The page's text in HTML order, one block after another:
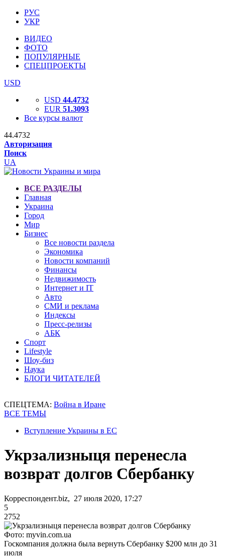
РУС
УКР
ВИДЕО
ФОТО
ПОПУЛЯРНЫЕ
СПЕЦПРОЕКТЫ
USD
USD 44.4732
EUR 51.3093
Все курсы валют
44.4732
Авторизация
Поиск
UA
ВСЕ РАЗДЕЛЫ
Главная
Украина
Город
Мир
Бизнес
Все новости раздела
Экономика
Новости компаний
Финансы
Недвижимость
Интернет и IT
Авто
СМИ и реклама
Индексы
Пресс-релизы
АБК
Спорт
Lifestyle
Шоу-биз
Наука
БЛОГИ ЧИТАТЕЛЕЙ
СПЕЦТЕМА: Война в Иране
ВСЕ ТЕМЫ
Вступление Украины в ЕС
Укрзализныця перенесла
возврат долгов Сбербанку
Корреспондент.biz, 27 июля 2020, 17:27
5
2752
Фото: myvin.com.ua
Госкомпания должна была вернуть Сбербанку $200 млн до 31
июля